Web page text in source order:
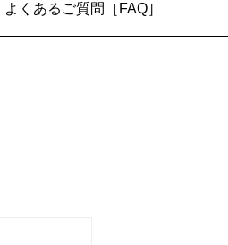
よくあるご質問［FAQ］